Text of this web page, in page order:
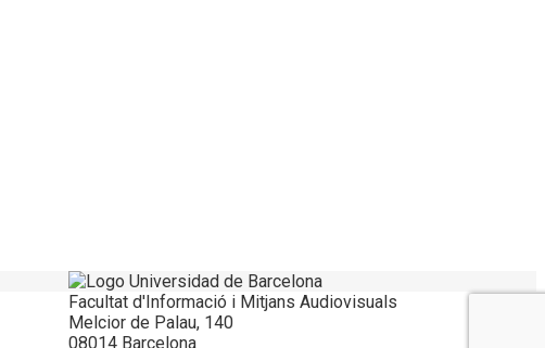
Facultat d'Informació i Mitjans Audiovisuals
Melcior de Palau, 140
08014 Barcelona